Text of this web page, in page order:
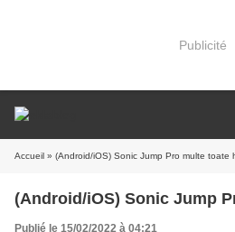
Publicité
Accueil » (Android/iOS) Sonic Jump Pro multe toate
(Android/iOS) Sonic Jump
Publié le 15/02/2022 à 04:21